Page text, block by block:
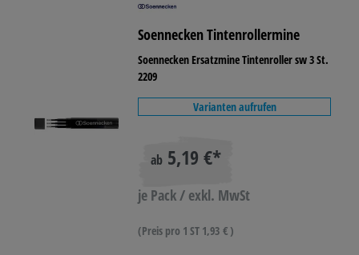
Soennecken Tintenrollermine
Soennecken Ersatzmine Tintenroller sw 3 St.
2209
Varianten aufrufen
ab 5,19 €*
je Pack / exkl. MwSt
(Preis pro 1 ST 1,93 € )